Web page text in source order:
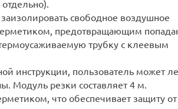
свободное воздушное
предотвращающим
трубку с клеевым
инструкции, пользователь может
Модуль резки составляет 4 м.
что обеспечивает защиту от